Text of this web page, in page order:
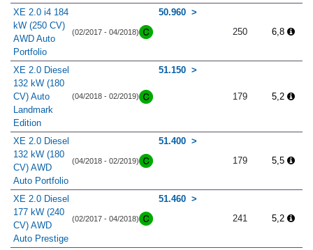
XE 2.0 i4 184
kW (250 CV)
AWD Auto
Portfolio
(02/2017 - 04/2018)
50.960
250
6,8
XE 2.0 Diesel
132 kW (180
CV) Auto
Landmark
Edition
(04/2018 - 02/2019)
51.150
179 5,2
XE 2.0 Diesel
132 kW (180
CV) AWD
Auto Portfolio
(04/2018 - 02/2019)
51.400
179
5,5
XE 2.0 Diesel
177 kW (240
CV) AWD
Auto Prestige
(02/2017 - 04/2018)
51.460
241
5,2